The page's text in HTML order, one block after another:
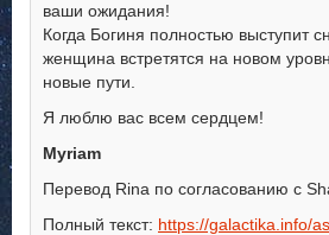
ваши ожидания!
Когда Богиня полностью выступит
женщина встретятся на новом
новые пути.
Я люблю вас всем сердцем!
Myriam
Перевод Rina по согласованию с
Полный текст: https://galactika.info/